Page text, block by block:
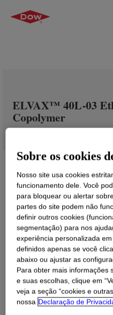
ELVAX™ 40L-03
Copolymer
O que éELVAX™ 40L-03
Copolymer?
An ethylene-vinyl acetate
industrial applications. The
because resin molecular
Sobre os cookies
Nosso site usa cookies
funcionamento dele. Você
para bloquear ou alertar
partes do site podem não
definir outros cookies
segmentação) para nos
experiência personalizada
definidos apenas se você
abaixo ou ajustar as
Para obter mais informações
e suas escolhas, clique em
veja a seção “cookies e
nossa Declaração de